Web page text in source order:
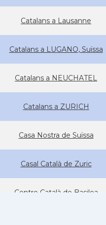
Catalans a Lausanne
Catalans a LUGANO, Suïssa
Catalans a NEUCHATEL
Catalans a ZURICH
Casa Nostra de Suïssa
Casal Català de Zuric
Centre Català de Basilea